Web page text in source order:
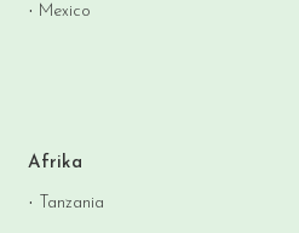
Mexico
Afrika
Tanzania